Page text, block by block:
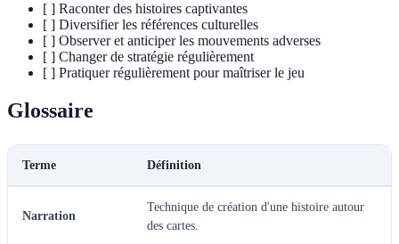
[ ] Raconter des histoires captivantes
[ ] Diversifier les références culturelles
[ ] Observer et anticiper les mouvements adverses
[ ] Changer de stratégie régulièrement
[ ] Pratiquer régulièrement pour maîtriser le jeu
Glossaire
Terme Définition
Narration
Technique de création d'une histoire autour
des cartes.